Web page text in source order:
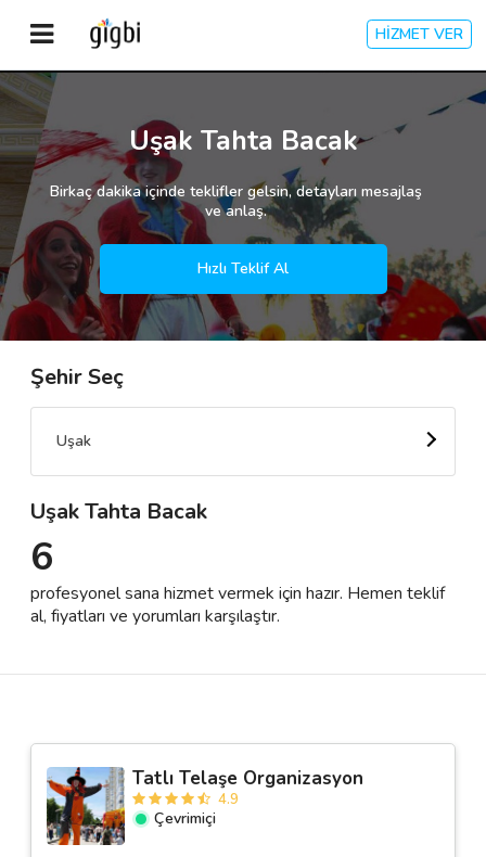
HİZMET VER
Anasayfa
Giriş Yap
Kayıt Ol
Kategoriler
🎈 Biz Kimiz?
🌟 Müşteri Değerlendirmeleri
Destek
İletişim
Uşak Tahta Bacak
Birkaç dakika içinde teklifler gelsin, detayları mesajlaş
ve anlaş.
Hızlı Teklif Al
Şehir Seç
Uşak
Uşak Tahta Bacak
6
profesyonel sana hizmet vermek için hazır. Hemen teklif
al, fiyatları ve yorumları karşılaştır.
Tatlı Telaşe Organizasyon
4.9
Çevrimiçi